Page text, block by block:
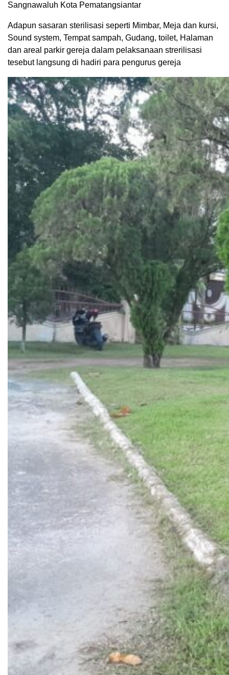
Sangnawaluh Kota Pematangsiantar
Adapun sasaran sterilisasi seperti Mimbar, Meja dan kursi,
Sound system, Tempat sampah, Gudang, toilet, Halaman
dan areal parkir gereja dalam pelaksanaan strerilisasi
tesebut langsung di hadiri para pengurus gereja